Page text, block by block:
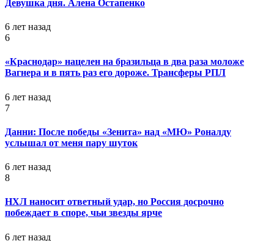
Девушка дня. Алена Остапенко
6 лет назад
6
«Краснодар» нацелен на бразильца в два раза моложе
Вагнера и в пять раз его дороже. Трансферы РПЛ
6 лет назад
7
Данни: После победы «Зенита» над «МЮ» Роналду
услышал от меня пару шуток
6 лет назад
8
НХЛ наносит ответный удар, но Россия досрочно
побеждает в споре, чьи звезды ярче
6 лет назад